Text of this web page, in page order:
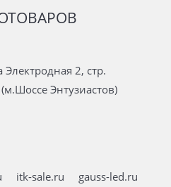
2, стр.
Энтузиастов)
itk-sale.ru
gauss-led.ru